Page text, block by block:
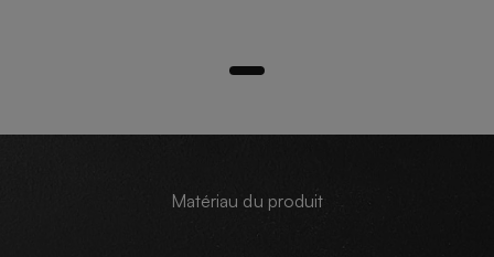
Matériau du produit